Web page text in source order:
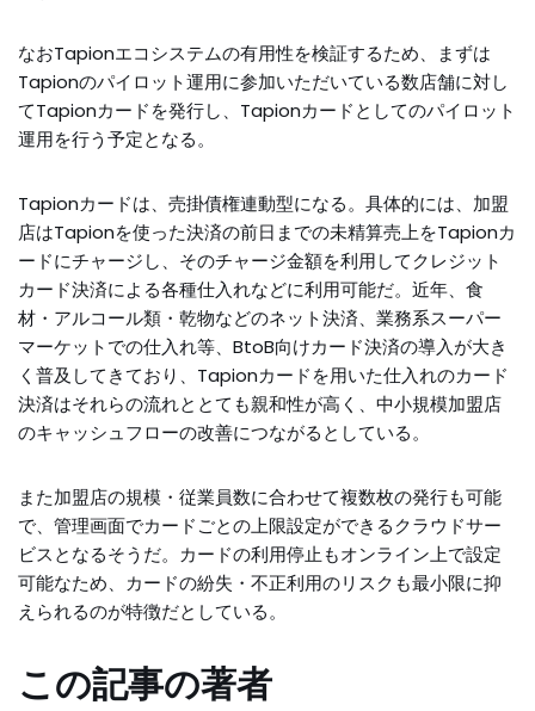
なおTapionエコシステムの有用性を検証するため、まずは
Tapionのパイロット運用に参加いただいている数店舗に対し
てTapionカードを発行し、Tapionカードとしてのパイロット
運用を行う予定となる。
Tapionカードは、売掛債権連動型になる。具体的には、加盟
店はTapionを使った決済の前日までの未精算売上をTapionカ
ードにチャージし、そのチャージ金額を利用してクレジット
カード決済による各種仕入れなどに利用可能だ。近年、食
材・アルコール類・乾物などのネット決済、業務系スーパー
マーケットでの仕入れ等、BtoB向けカード決済の導入が大き
く普及してきており、Tapionカードを用いた仕入れのカード
決済はそれらの流れととても親和性が高く、中小規模加盟店
のキャッシュフローの改善につながるとしている。
また加盟店の規模・従業員数に合わせて複数枚の発行も可能
で、管理画面でカードごとの上限設定ができるクラウドサー
ビスとなるそうだ。カードの利用停止もオンライン上で設定
可能なため、カードの紛失・不正利用のリスクも最小限に抑
えられるのが特徴だとしている。
この記事の著者